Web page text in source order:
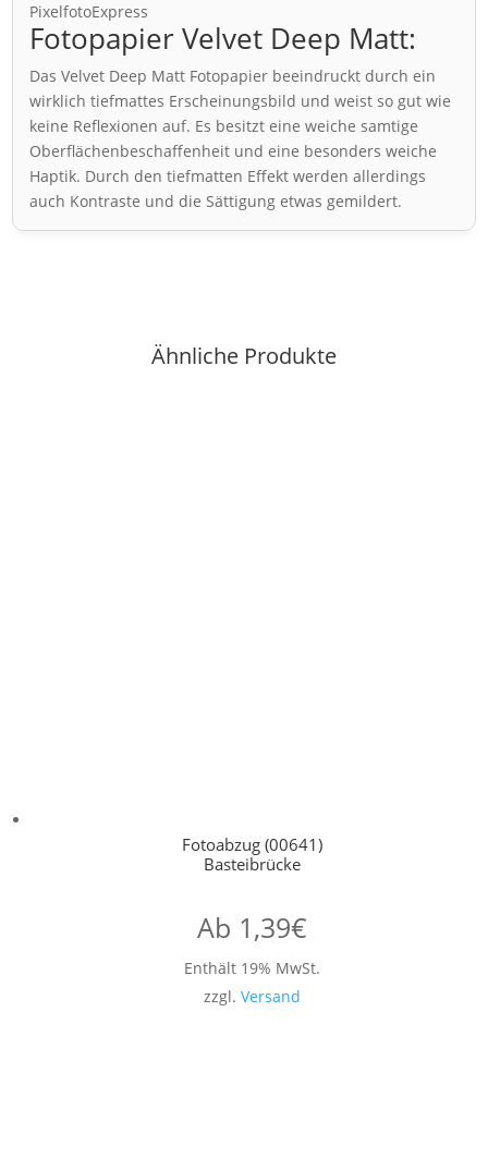
PixelfotoExpress
Fotopapier Velvet Deep Matt:
Das Velvet Deep Matt Fotopapier beeindruckt durch ein
wirklich tiefmattes Erscheinungsbild und weist so gut wie
keine Reflexionen auf. Es besitzt eine weiche samtige
Oberflächenbeschaffenheit und eine besonders weiche
Haptik. Durch den tiefmatten Effekt werden allerdings
auch Kontraste und die Sättigung etwas gemildert.
Ähnliche Produkte
Fotoabzug (00641)
Basteibrücke
Ab 1,39€
Enthält 19% MwSt.
zzgl. Versand